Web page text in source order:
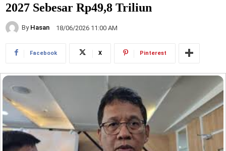
2027 Sebesar Rp49,8 Triliun
By Hasan 18/06/2026 11:00 AM
Facebook X Pinterest